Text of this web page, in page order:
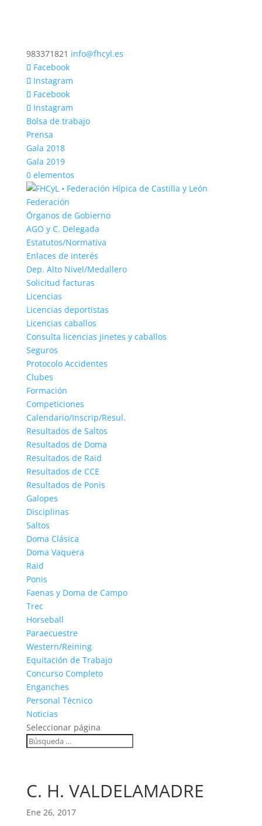
983371821 info@fhcyl.es
Facebook
Instagram
Facebook
Instagram
Bolsa de trabajo
Prensa
Gala 2018
Gala 2019
0 elementos
Federación
Órganos de Gobierno
AGO y C. Delegada
Estatutos/Normativa
Enlaces de interés
Dep. Alto Nivel/Medallero
Solicitud facturas
Licencias
Licencias deportistas
Licencias caballos
Consulta licencias jinetes y caballos
Seguros
Protocolo Accidentes
Clubes
Formación
Competiciones
Calendario/Inscrip/Resul.
Resultados de Saltos
Resultados de Doma
Resultados de Raid
Resultados de CCE
Resultados de Ponis
Galopes
Disciplinas
Saltos
Doma Clásica
Doma Vaquera
Raid
Ponis
Faenas y Doma de Campo
Trec
Horseball
Paraecuestre
Western/Reining
Equitación de Trabajo
Concurso Completo
Enganches
Personal Técnico
Noticias
Seleccionar página
C. H. VALDELAMADRE
Ene 26, 2017